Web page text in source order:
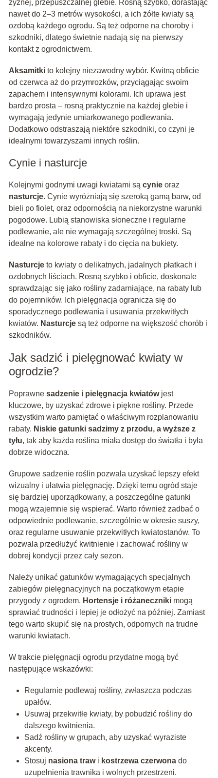
żyznej, przepuszczalnej glebie. Rosną szybko, dorastając
nawet do 2–3 metrów wysokości, a ich żółte kwiaty są
ozdobą każdego ogrodu. Są też odporne na choroby i
szkodniki, dlatego świetnie nadają się na pierwszy
kontakt z ogrodnictwem.
Aksamitkito kolejny niezawodny wybór. Kwitną obficie
od czerwca aż do przymrozków, przyciągając swoim
zapachem i intensywnymi kolorami. Ich uprawa jest
bardzo prosta – rosną praktycznie na każdej glebie i
wymagają jedynie umiarkowanego podlewania.
Dodatkowo odstraszają niektóre szkodniki, co czyni je
idealnymi towarzyszami innych roślin.
Cynie i nasturcje
Kolejnymi godnymi uwagi kwiatami są cynieoraz
nasturcje. Cynie wyróżniają się szeroką gamą barw, od
bieli po fiolet, oraz odpornością na niekorzystne warunki
pogodowe. Lubią stanowiska słoneczne i regularne
podlewanie, ale nie wymagają szczególnej troski. Są
idealne na kolorowe rabaty i do cięcia na bukiety.
Nasturcjeto kwiaty o delikatnych, jadalnych płatkach i
ozdobnych liściach. Rosną szybko i obficie, doskonale
sprawdzając się jako rośliny zadarniające, na rabaty lub
do pojemników. Ich pielęgnacja ogranicza się do
sporadycznego podlewania i usuwania przekwitłych
kwiatów. Nasturcjesą też odporne na większość chorób i
szkodników.
Jak sadzić i pielęgnować kwiaty w
ogrodzie?
Poprawne sadzenie i pielęgnacja kwiatówjest
kluczowe, by uzyskać zdrowe i piękne rośliny. Przede
wszystkim warto pamiętać o właściwym rozplanowaniu
rabaty. Niskie gatunki sadzimy z przodu, a wyższe z
tyłu, tak aby każda roślina miała dostęp do światła i była
dobrze widoczna.
Grupowe sadzenie roślin pozwala uzyskać lepszy efekt
wizualny i ułatwia pielęgnację. Dzięki temu ogród staje
się bardziej uporządkowany, a poszczególne gatunki
mogą wzajemnie się wspierać. Warto również zadbać o
odpowiednie podlewanie, szczególnie w okresie suszy,
oraz regularne usuwanie przekwitłych kwiatostanów. To
pozwala przedłużyć kwitnienie i zachować rośliny w
dobrej kondycji przez cały sezon.
Należy unikać gatunków wymagających specjalnych
zabiegów pielęgnacyjnych na początkowym etapie
przygody z ogrodem. Hortensje i różanecznikimogą
sprawiać trudności i lepiej je odłożyć na później. Zamiast
tego warto skupić się na prostych, odpornych na trudne
warunki kwiatach.
W trakcie pielęgnacji ogrodu przydatne mogą być
następujące wskazówki:
Regularnie podlewaj rośliny, zwłaszcza podczas
upałów.
Usuwaj przekwitłe kwiaty, by pobudzić rośliny do
dalszego kwitnienia.
Sadź rośliny w grupach, aby uzyskać wyraziste
akcenty.
Stosuj nasiona trawi kostrzewa czerwonado
uzupełnienia trawnika i wolnych przestrzeni.